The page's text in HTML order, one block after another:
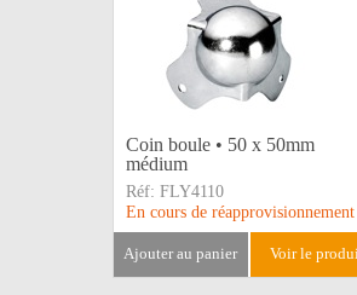
Coin boule • 50 x 50mm
médium
Réf: FLY4110
En cours de réapprovisionnement
ajouter au panier voir le